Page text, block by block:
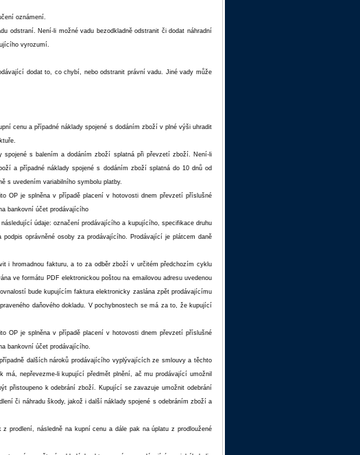
oznámení.
odstraní. Není-li možné vadu bezodkladně odstranit či dodat náhradní
vyrozumí.
dodat to, co chybí, nebo odstranit právní vadu. Jiné vady může
cenu a případné náklady spojené s dodáním zboží v plné výši uhradit
s balením a dodáním zboží splatná při převzetí zboží. Není-li
a případné náklady spojené s dodáním zboží splatná do 10 dnů od
s uvedením variabilního symbolu platby.
OP je splněna v případě placení v hotovosti dnem převzetí příslušné
bankovní účet prodávajícího
údaje: označení prodávajícího a kupujícího, specifikace druhu
oprávněné osoby za prodávajícího. Prodávající je plátcem daně
i hromadnou fakturu, a to za odběr zboží v určitém předchozím cyklu
ve formátu PDF elektronickou poštou na emailovou adresu uvedenou
bude kupujícím faktura elektronicky zaslána zpět prodávajícímu
daňového dokladu. V pochybnostech se má za to, že kupující
OP je splněna v případě placení v hotovosti dnem převzetí příslušné
bankovní účet prodávajícího.
dalších nároků prodávajícího vyplývajících ze smlouvy a těchto
nepřevezme-li kupující předmět plnění, ač mu prodávající umožnil
přistoupeno k odebrání zboží. Kupující se zavazuje umožnit odebrání
či náhradu škody, jakož i další náklady spojené s odebráním zboží a
prodlení, následně na kupní cenu a dále pak na úplatu z prodloužené